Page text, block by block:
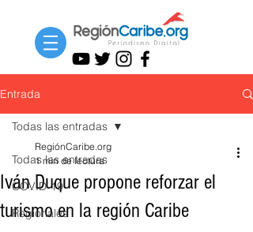
Entrada
Todas las entradas
COVID-19
Regionales
Todas las entradas
Iván Duque propone reforzar el
turismo en la región Caribe
RegiónCaribe.org
1 min de lectura